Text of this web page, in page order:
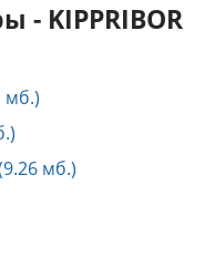
- KIPPRIBOR
мб.)
мб.)